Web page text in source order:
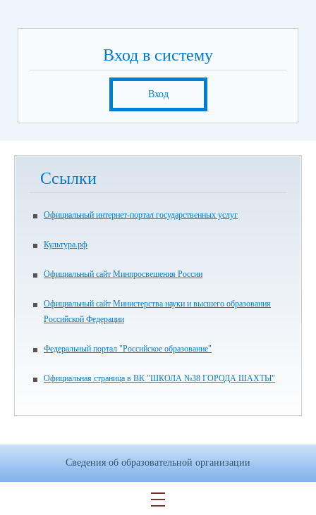
Вход в систему
Вход
Ссылки
Официальный интернет-портал государственных услуг
Культура.рф
Официальный сайт Минпросвещения России
Официальный сайт Министерства науки и высшего образования
Российской Федерации
Федеральный портал "Российское образование"
Официальная страница в ВК "ШКОЛА №38 ГОРОДА ШАХТЫ"
Сведения об образовательной организации